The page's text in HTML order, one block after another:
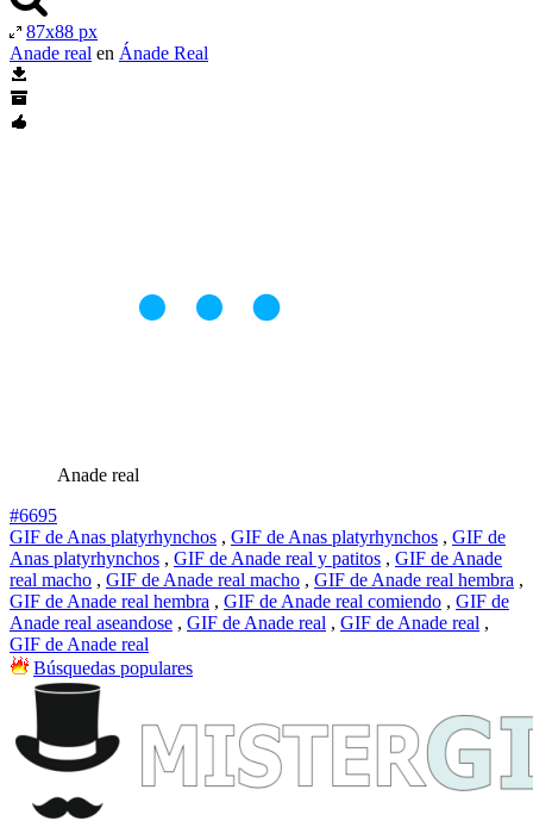
87x88 px
Anade real en Ánade Real
Anade real
#6695
GIF de Anas platyrhynchos , GIF de Anas platyrhynchos , GIF de
Anas platyrhynchos , GIF de Anade real y patitos , GIF de Anade
real macho , GIF de Anade real macho , GIF de Anade real hembra ,
GIF de Anade real hembra , GIF de Anade real comiendo , GIF de
Anade real aseandose , GIF de Anade real , GIF de Anade real ,
GIF de Anade real
Búsquedas populares